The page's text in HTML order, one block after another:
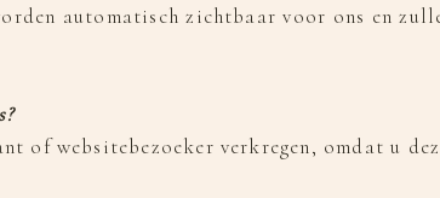
automatisch zichtbaar voor ons en
of websitebezoeker verkregen, omdat u